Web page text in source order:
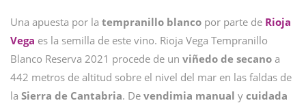
Una apuesta por la tempranillo blanco por parte de Rioja
Vega es la semilla de este vino. Rioja Vega Tempranillo
Blanco Reserva 2021 procede de un viñedo de secano a
442 metros de altitud sobre el nivel del mar en las faldas de
la Sierra de Cantabria. De vendimia manual y cuidada